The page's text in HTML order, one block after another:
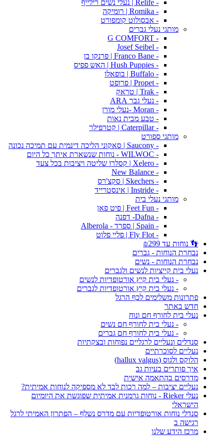
- Relife | נעלי נשים רילייף
- Romika | רומיקה
- אבסולוט קומפורט
מותגי נעלי גברים
- G COMFORT
- Josef Seibel
- Franco Bane | פרנקו בן
- Hush Puppies | האש פפיס
- Buffalo | בופאלו
- Propet | פרופט
- Trak | טראק
- נעלי גבר ARA
- Moran -נעלי מורן
- טבע מבית נאות
- Caterpillar | קטרפילר
מותגי ספורט
- Saucony | סאקוני הליכה דינמית עם תמיכה נכונה
- WILWOC - נוחות שנשארת איתך כל היום
- Xelero | קסלרו שליטה ויציבות בכל צעד
- New Balance
- Skechers | סקצ'רס
- Instride | אינסטרייד
מותגי נעלי בית
- Feet Fun | פיט פאן
- Dafna- דפנה
- Spain | ספרד - Alberola
- Fly Flot | פליי פלוט
👣 נוחות עד ₪299
נבחרת הנוחות - גברים
נבחרת הנוחות - נשים
נעלי בית קייציות לנשים ולגברים
- נעלי בית קיץ אורטופדיות לנשים
- נעלי בית קיץ אורטופדיות לגברים
פתרונות משלימים לכף הרגל
חדש באתר
נעלי בית לחורף חם ונוח
- נעלי בית לחורף חם נשים
- נעלי בית לחורף חם גברים
סנדלים ונעליים לרגליים נפוחות ובצקתיות
נעליים לסוכרתיים
הלוקס ולגוס (hallux valgus)
איך פותרים בעיות גב
מדרסים בהתאמה אישית
נעליים יציבות – למה רכות לבד לא מספיקה לנוחות אמיתית?
נעלי Rieker - נוחות גרמנית אמיתית שפוגשת את היומיום
הישראלי
סנדלי נוחות אורטופדיות עם מדרס נשלף – הפתרון האמיתי לרגל
רגישה ב
מרכז הידע שלנו